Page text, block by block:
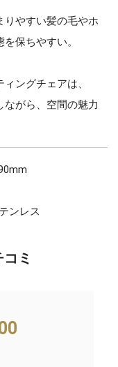
りやすい髪の毛やホ
保ちやすい。
ングチェアは、
ながら、空間の魅力
ンレス
ミ